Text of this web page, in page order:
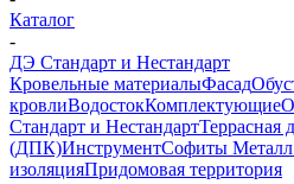
Каталог
-
ДЭ Стандарт и Нестандарт
Кровельные материалыФасад
кровлиВодостокКомплектующие
Стандарт и НестандартТеррасная
(ДПК)ИнструментСофиты
изоляцияПридомовая территория